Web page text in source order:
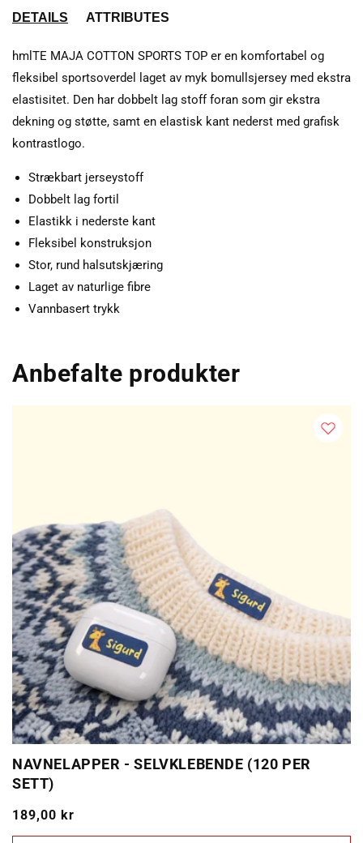
DETAILS ATTRIBUTES
hmlTE MAJA COTTON SPORTS TOP er en komfortabel og
fleksibel sportsoverdel laget av myk bomullsjersey med ekstra
elastisitet. Den har dobbelt lag stoff foran som gir ekstra
dekning og støtte, samt en elastisk kant nederst med grafisk
kontrastlogo.
Strækbart jerseystoff
Dobbelt lag fortil
Elastikk i nederste kant
Fleksibel konstruksjon
Stor, rund halsutskjæring
Laget av naturlige fibre
Vannbasert trykk
Anbefalte produkter
NAVNELAPPER - SELVKLEBENDE (120 PER
SETT)
Ordinarie
pris
189,00 kr